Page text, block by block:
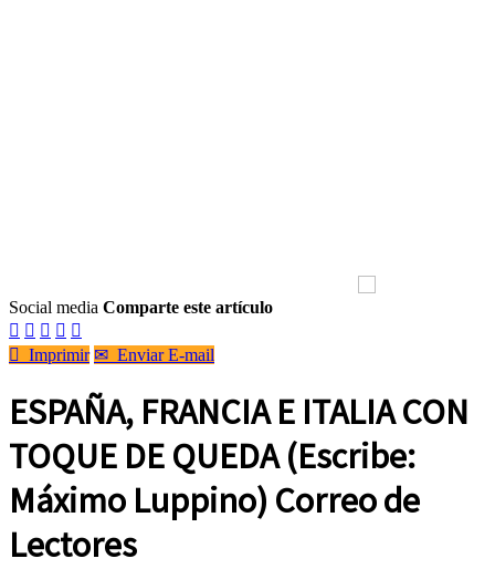
Social media Comparte este artículo
    
 Imprimir ✉ Enviar E-mail
ESPAÑA, FRANCIA E ITALIA CON
TOQUE DE QUEDA (Escribe:
Máximo Luppino) Correo de
Lectores